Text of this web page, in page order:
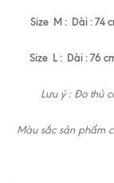
Size M : Dài : 74
Size L : Dài : 76
Lưu ý : Đo thủ
Màu sắc sản phẩm